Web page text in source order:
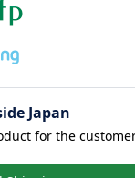
。表記の寸法に満た